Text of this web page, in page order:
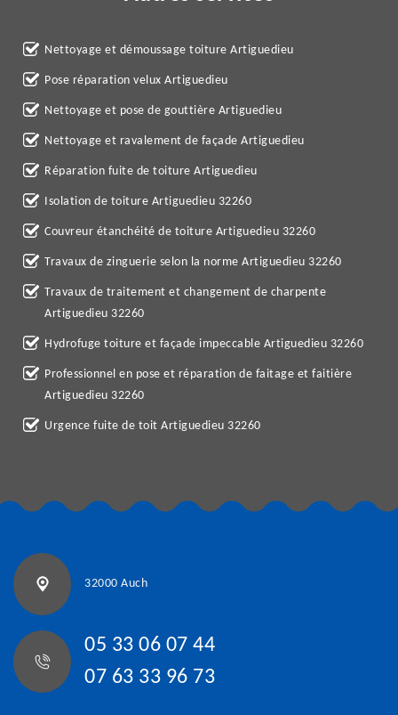
Nettoyage et démoussage toiture Artiguedieu
Pose réparation velux Artiguedieu
Nettoyage et pose de gouttière Artiguedieu
Nettoyage et ravalement de façade Artiguedieu
Réparation fuite de toiture Artiguedieu
Isolation de toiture Artiguedieu 32260
Couvreur étanchéité de toiture Artiguedieu 32260
Travaux de zinguerie selon la norme Artiguedieu 32260
Travaux de traitement et changement de charpente
Artiguedieu 32260
Hydrofuge toiture et façade impeccable Artiguedieu 32260
Professionnel en pose et réparation de faitage et faitière
Artiguedieu 32260
Urgence fuite de toit Artiguedieu 32260
32000 Auch
05 33 06 07 44
07 63 33 96 73